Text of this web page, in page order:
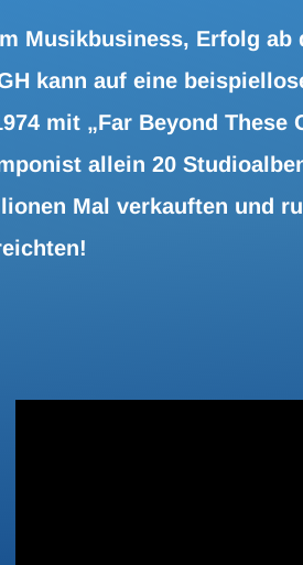
Musikbusiness, Erfolg
kann auf eine
mit „Far Beyond
allein 20
Mal verkauften und